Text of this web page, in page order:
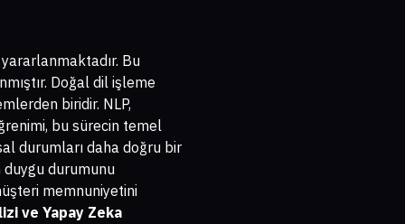
Bu
Doğal dil işleme
biridir. NLP,
bu sürecin temel
durumları daha doğru bir
duygu durumunu
memnuniyetini
ve Yapay Zeka